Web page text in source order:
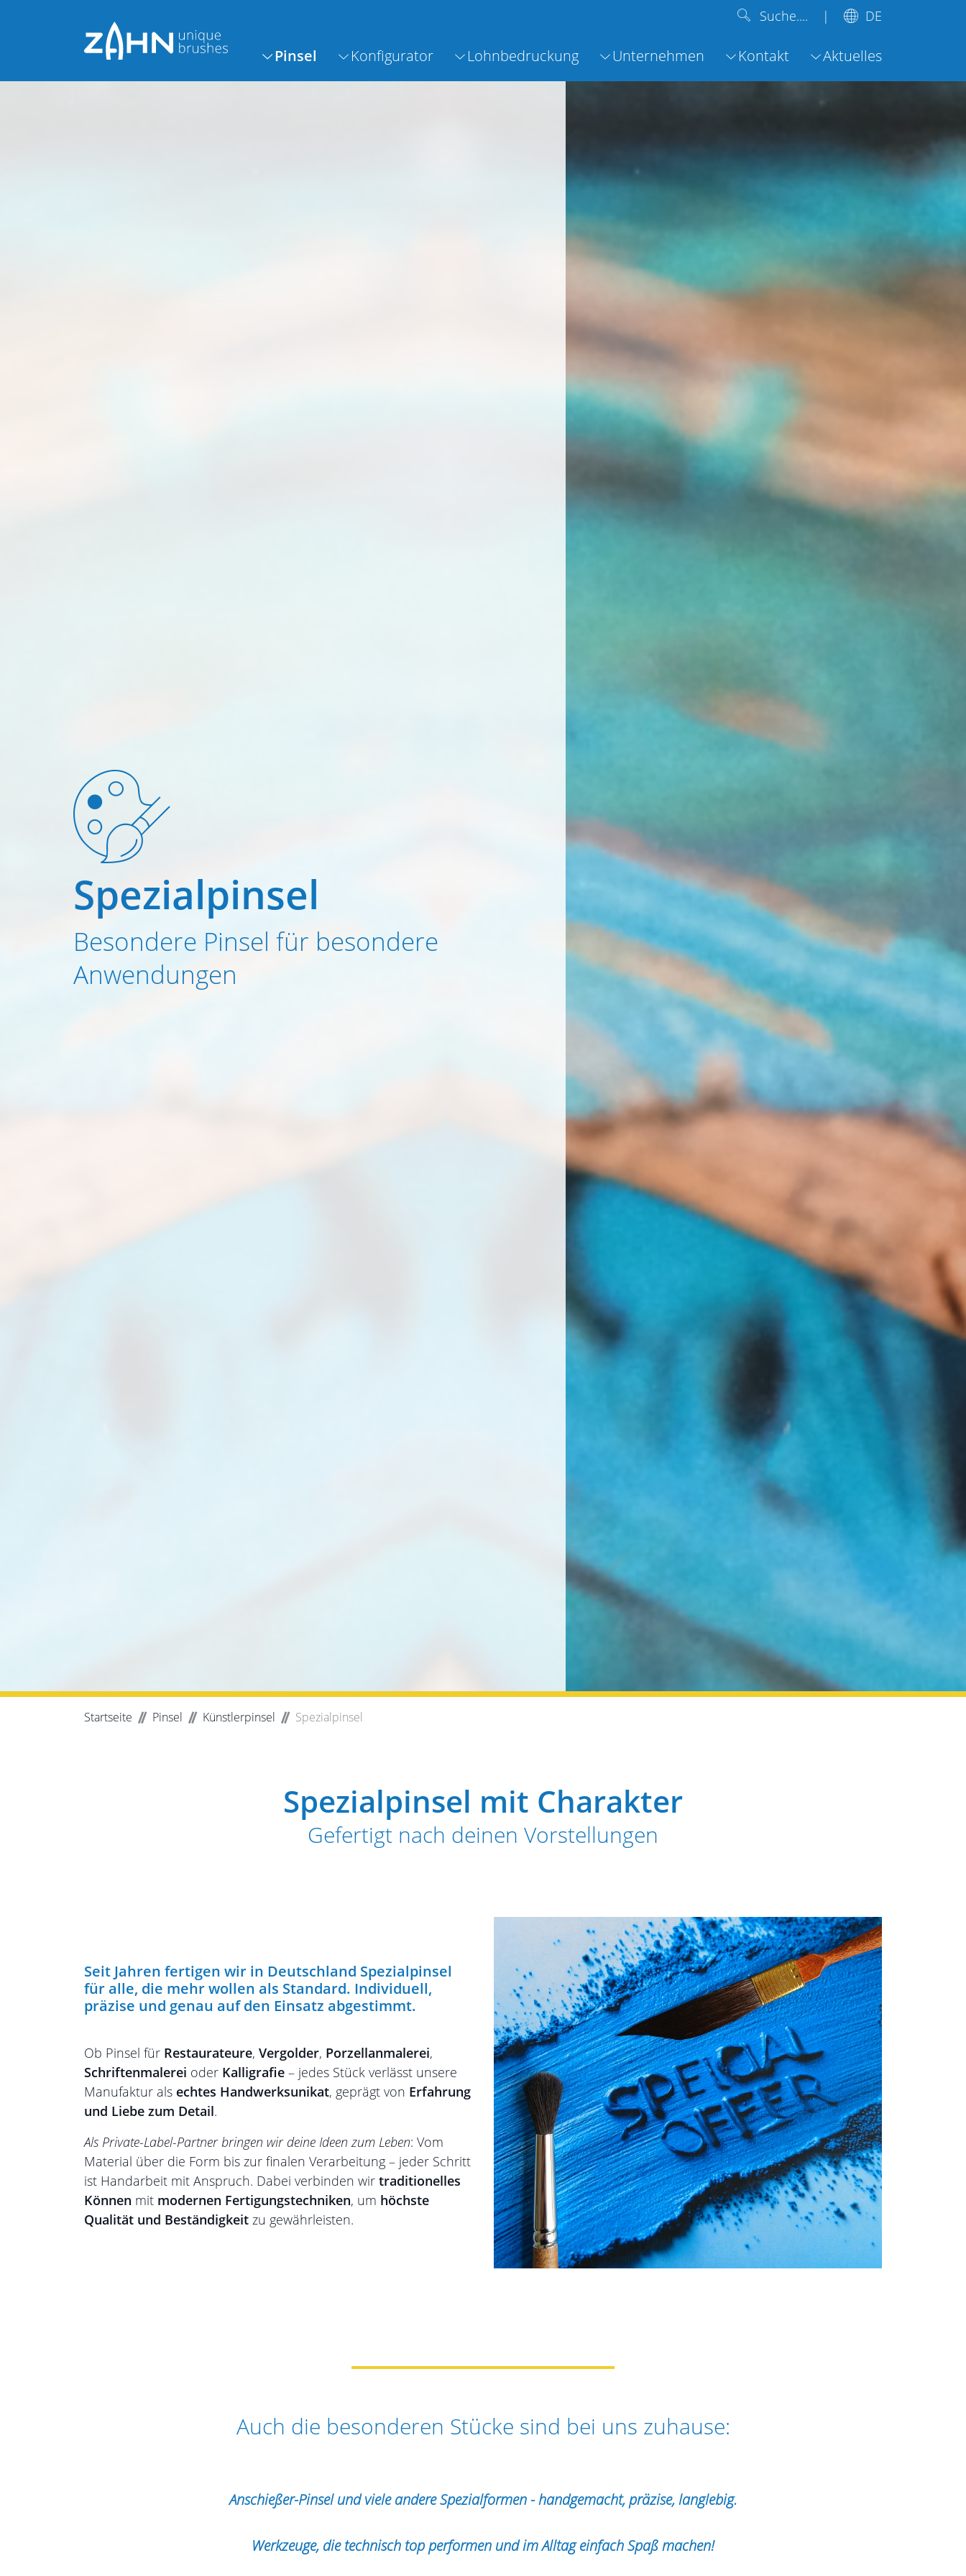
Suche.... DE
Pinsel Konfigurator Lohnbedruckung Unternehmen Kontakt Aktuelles
Spezialpinsel
Besondere Pinsel für besondere
Anwendungen
Startseite Pinsel Künstlerpinsel Spezialpinsel
Spezialpinsel mit Charakter
Gefertigt nach deinen Vorstellungen
Seit Jahren fertigen wir in Deutschland Spezialpinsel
für alle, die mehr wollen als Standard. Individuell,
präzise und genau auf den Einsatz abgestimmt.
Ob Pinsel für Restaurateure, Vergolder, Porzellanmalerei,
Schriftenmalerei oder Kalligrafie – jedes Stück verlässt unsere
Manufaktur als echtes Handwerksunikat, geprägt von Erfahrung
und Liebe zum Detail.
Als Private-Label-Partner bringen wir deine Ideen zum Leben: Vom
Material über die Form bis zur finalen Verarbeitung – jeder Schritt
ist Handarbeit mit Anspruch. Dabei verbinden wir traditionelles
Können mit modernen Fertigungstechniken, um höchste
Qualität und Beständigkeit zu gewährleisten.
Auch die besonderen Stücke sind bei uns zuhause:
Anschießer-Pinsel und viele andere Spezialformen - handgemacht, präzise, langlebig.
Werkzeuge, die technisch top performen und im Alltag einfach Spaß machen!